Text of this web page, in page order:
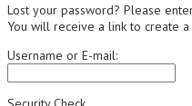
Lost your password? Please
You will receive a link to create
Username or E-mail: